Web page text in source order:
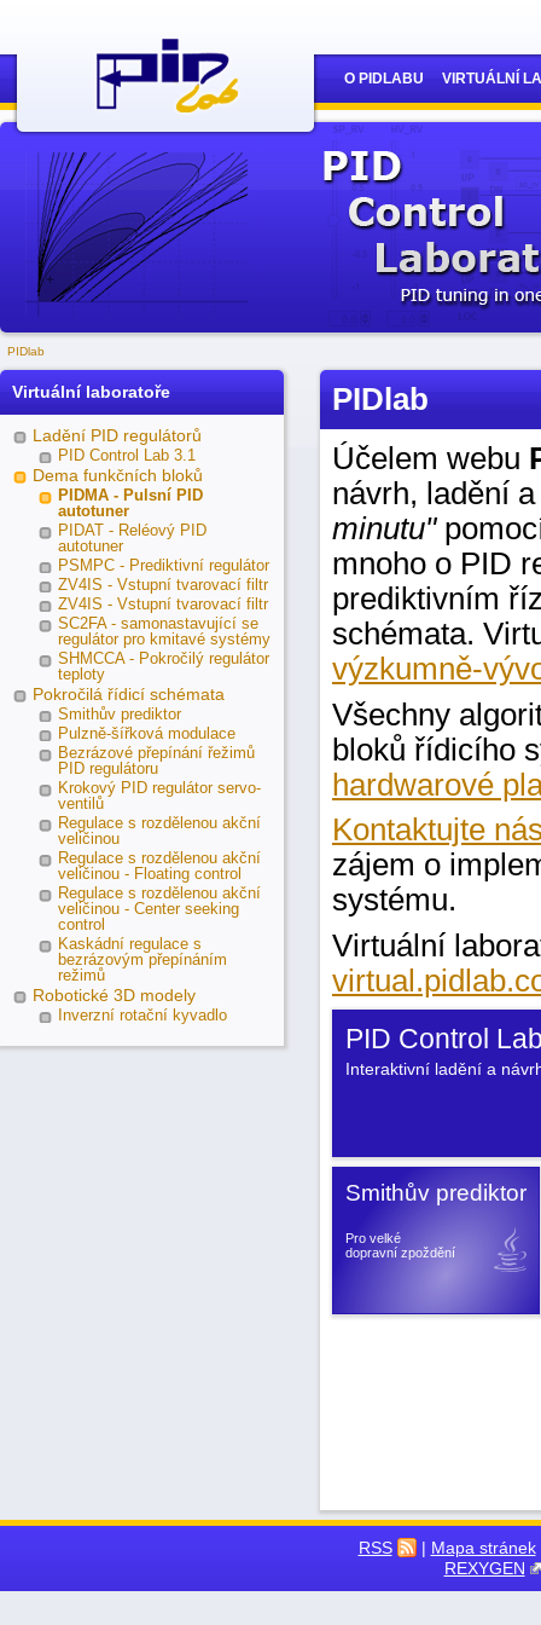
O PIDLABU VIRTUÁLNÍ
PIDlab
PIDlab
Účelem webu
návrh, ladění
minutu"
mnoho o PID
prediktivním
schémata.
výzkumně-
Všechny
bloků řídicího
hardwarové
Kontaktujte
zájem o
systému.
Virtuální
PID Control
Interaktivní ladění a
Smithův prediktor
Pro velké
dopravní zpoždění
Virtuální laboratoře
Ladění PID regulátorů
PID Control Lab 3.1
Dema funkčních bloků
PIDMA - Pulsní PID
autotuner
PIDAT - Reléový PID
autotuner
PSMPC - Prediktivní regulátor
ZV4IS - Vstupní tvarovací filtr
ZV4IS - Vstupní tvarovací filtr
SC2FA - samonastavující se
regulátor pro kmitavé systémy
SHMCCA - Pokročilý regulátor
teploty
Pokročilá řídicí schémata
Smithův prediktor
Pulzně-šířková modulace
Bezrázové přepínání řežimů
PID regulátoru
Krokový PID regulátor servo-
ventilů
Regulace s rozdělenou akční
veličinou
Regulace s rozdělenou akční
veličinou - Floating control
Regulace s rozdělenou akční
veličinou - Center seeking
control
Kaskádní regulace s
bezrázovým přepínáním
režimů
Robotické 3D modely
Inverzní rotační kyvadlo
RSS | Mapa stránek
REXYGEN